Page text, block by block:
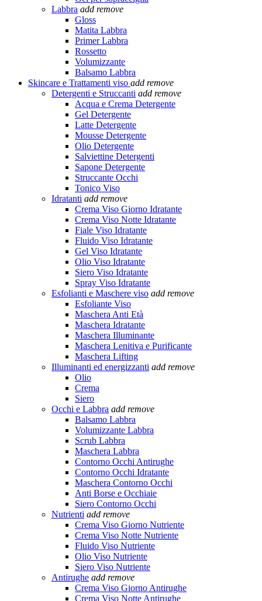
Labbra add remove
Gloss
Matita Labbra
Primer Labbra
Rossetto
Volumizzante
Balsamo Labbra
Skincare e Trattamenti viso add remove
Detergenti e Struccanti add remove
Acqua e Crema Detergente
Gel Detergente
Latte Detergente
Mousse Detergente
Olio Detergente
Salviettine Detergenti
Sapone Detergente
Struccante Occhi
Tonico Viso
Idratanti add remove
Crema Viso Giorno Idratante
Crema Viso Notte Idratante
Fiale Viso Idratante
Fluido Viso Idratante
Gel Viso Idratante
Olio Viso Idratante
Siero Viso Idratante
Spray Viso Idratante
Esfolianti e Maschere viso add remove
Esfoliante Viso
Maschera Anti Età
Maschera Idratante
Maschera Illuminante
Maschera Lenitiva e Purificante
Maschera Lifting
Illuminanti ed energizzanti add remove
Olio
Crema
Siero
Occhi e Labbra add remove
Balsamo Labbra
Volumizzante Labbra
Scrub Labbra
Maschera Labbra
Contorno Occhi Antirughe
Contorno Occhi Idratante
Maschera Contorno Occhi
Anti Borse e Occhiaie
Siero Contorno Occhi
Nutrienti add remove
Crema Viso Giorno Nutriente
Crema Viso Notte Nutriente
Fluido Viso Nutriente
Olio Viso Nutriente
Siero Viso Nutriente
Antirughe add remove
Crema Viso Giorno Antirughe
Crema Viso Notte Antirughe